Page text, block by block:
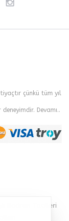
çünkü tüm yıl
Devamı..
Bodrum Tatilleri